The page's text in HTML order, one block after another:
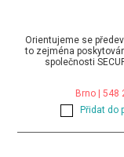
Orientujeme se
to zejména
společnosti
Brno | 548
Přidat do